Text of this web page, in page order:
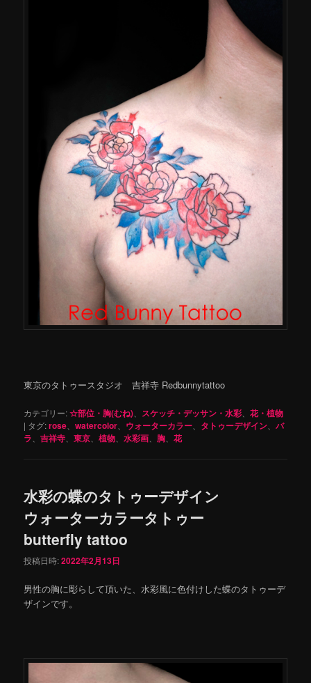
東京のタトゥースタジオ 吉祥寺 Redbunnytattoo
カテゴリー:☆部位・胸(むね) スケッチ・デッサン・水彩 、花・植物
| タグ:rose 、watercolor ウォーターカラー タトゥーデザイン 、バ
ラ 、吉祥寺 、東京 、植物 、水彩画 胸 、花
水彩の蝶のタトゥーデザイン
ウォーターカラータトゥー
butterfly tattoo
投稿日時:2022年2月13日
男性の胸に彫らして頂いた、水彩風に色付けした蝶のタトゥーデ
ザインです。